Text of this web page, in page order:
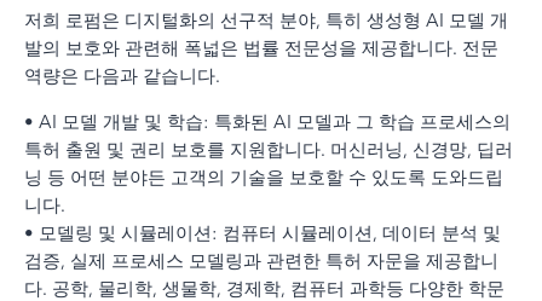
저희 로펌은 디지털화의 선구적 분야, 특히 생성형 AI 모델 개
발의 보호와 관련해 폭넓은 법률 전문성을 제공합니다. 전문
역량은 다음과 같습니다.
• AI 모델 개발 및 학습: 특화된 AI 모델과 그 학습 프로세스의
특허 출원 및 권리 보호를 지원합니다. 머신러닝, 신경망, 딥러
닝 등 어떤 분야든 고객의 기술을 보호할 수 있도록 도와드립
니다.
• 모델링 및 시뮬레이션: 컴퓨터 시뮬레이션, 데이터 분석 및
검증, 실제 프로세스 모델링과 관련한 특허 자문을 제공합니
다. 공학, 물리학, 생물학, 경제학, 컴퓨터 과학등 다양한 학문